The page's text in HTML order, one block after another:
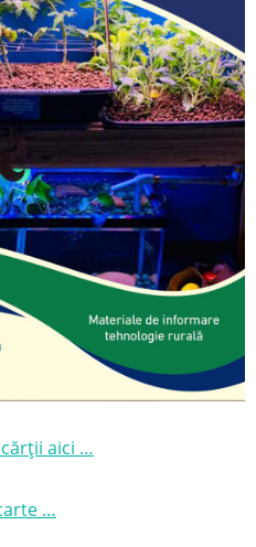
aici …
…